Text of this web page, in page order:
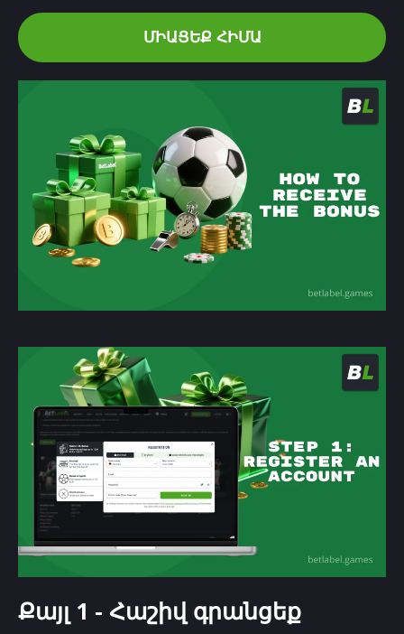
ՄԻԱՑԵՔ ՀԻՄԱ
Քայլ 1 - Հաշիվ գրանցեք